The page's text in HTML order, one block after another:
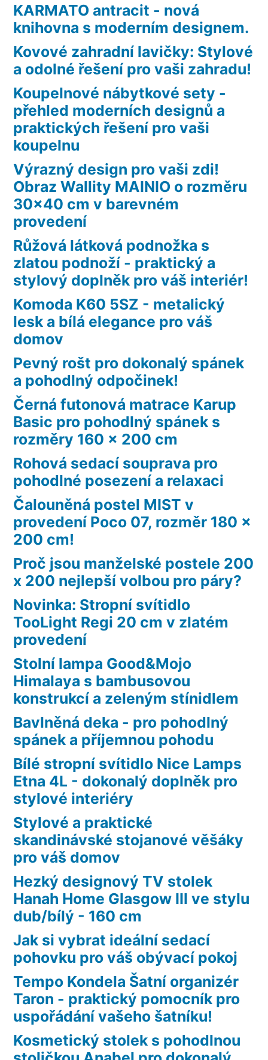
KARMATO antracit - nová
knihovna s moderním designem.
Kovové zahradní lavičky: Stylové
a odolné řešení pro vaši zahradu!
Koupelnové nábytkové sety -
přehled moderních designů a
praktických řešení pro vaši
koupelnu
Výrazný design pro vaši zdi!
Obraz Wallity MAINIO o rozměru
30×40 cm v barevném
provedení
Růžová látková podnožka s
zlatou podnoží - praktický a
stylový doplněk pro váš interiér!
Komoda K60 5SZ - metalický
lesk a bílá elegance pro váš
domov
Pevný rošt pro dokonalý spánek
a pohodlný odpočinek!
Černá futonová matrace Karup
Basic pro pohodlný spánek s
rozměry 160 x 200 cm
Rohová sedací souprava pro
pohodlné posezení a relaxaci
Čalouněná postel MIST v
provedení Poco 07, rozměr 180 x
200 cm!
Proč jsou manželské postele 200
x 200 nejlepší volbou pro páry?
Novinka: Stropní svítidlo
TooLight Regi 20 cm v zlatém
provedení
Stolní lampa Good&Mojo
Himalaya s bambusovou
konstrukcí a zeleným stínidlem
Bavlněná deka - pro pohodlný
spánek a příjemnou pohodu
Bílé stropní svítidlo Nice Lamps
Etna 4L - dokonalý doplněk pro
stylové interiéry
Stylové a praktické
skandinávské stojanové věšáky
pro váš domov
Hezký designový TV stolek
Hanah Home Glasgow III ve stylu
dub/bílý - 160 cm
Jak si vybrat ideální sedací
pohovku pro váš obývací pokoj
Tempo Kondela Šatní organizér
Taron - praktický pomocník pro
uspořádání vašeho šatníku!
Kosmetický stolek s pohodlnou